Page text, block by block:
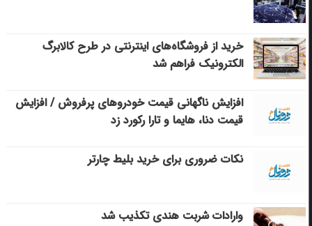
خرید از فروشگاه‌های اینترنتی در طرح کالابرگ
الکترونیک فراهم شد
افزایش ناگهانی قیمت خودروهای پرفروش / افزایش
قیمت دنا، هایما و تارا رکورد زد
نکات ضروری برای خرید بلیط چارتر
وارادات شربت هندی تکذیب شد